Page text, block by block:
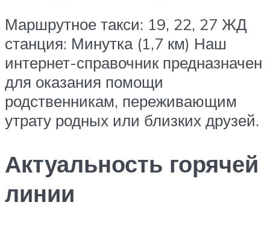
Маршрутное такси: 19, 22, 27 ЖД
станция: Минутка (1,7 км) Наш
интернет-справочник предназначен
для оказания помощи
родственникам, переживающим
утрату родных или близких друзей.
Актуальность горячей
линии